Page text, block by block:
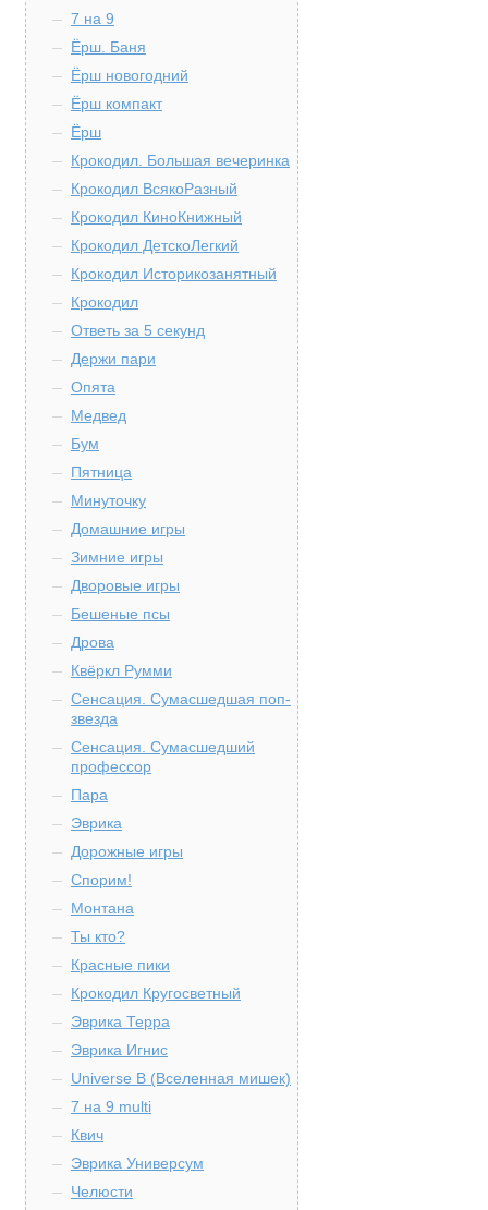
7 на 9
Ёрш. Баня
Ёрш новогодний
Ёрш компакт
Ёрш
Крокодил. Большая вечеринка
Крокодил ВсякоРазный
Крокодил КиноКнижный
Крокодил ДетскоЛегкий
Крокодил Историкозанятный
Крокодил
Ответь за 5 секунд
Держи пари
Опята
Медвед
Бум
Пятница
Минуточку
Домашние игры
Зимние игры
Дворовые игры
Бешеные псы
Дрова
Квёркл Румми
Сенсация. Сумасшедшая поп-
звезда
Сенсация. Сумасшедший
профессор
Пара
Эврика
Дорожные игры
Спорим!
Монтана
Ты кто?
Красные пики
Крокодил Кругосветный
Эврика Терра
Эврика Игнис
Universe B (Вселенная мишек)
7 на 9 multi
Квич
Эврика Универсум
Челюсти